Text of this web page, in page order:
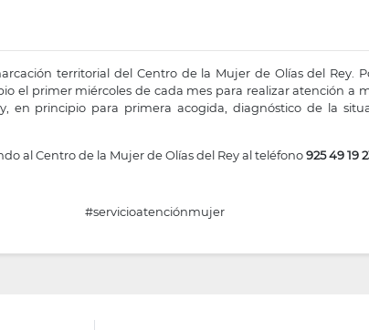
territorial del Centro de la Mujer de Olías del Rey.
el primer miércoles de cada mes para realizar atención a
en principio para primera acogida, diagnóstico de la
al Centro de la Mujer de Olías del Rey al teléfono925 49 19
#servicioatenciónmujer